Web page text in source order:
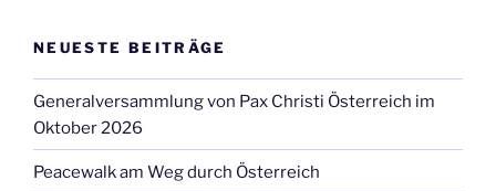
NEUESTE BEITRÄGE
Generalversammlung von Pax Christi Österreich im
Oktober 2026
Peacewalk am Weg durch Österreich